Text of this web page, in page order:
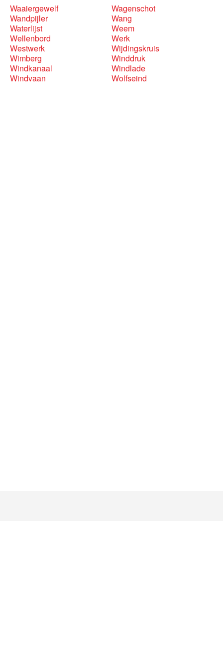
Waaiergewelf
Wagenschot
Wandpijler
Wang
Waterlijst
Weem
Wellenbord
Werk
Westwerk
Wijdingskruis
Wimberg
Winddruk
Windkanaal
Windlade
Windvaan
Wolfseind